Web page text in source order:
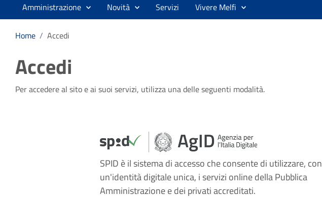
Amministrazione Novità Servizi Vivere Melfi
Home / Accedi
Accedi
Per accedere al sito e ai suoi servizi, utilizza una delle seguenti modalità.
SPID è il sistema di accesso che consente di utilizzare, con
un'identità digitale unica, i servizi online della Pubblica
Amministrazione e dei privati accreditati.